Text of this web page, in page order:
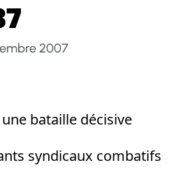
2007
bataille décisive
syndicaux combatifs